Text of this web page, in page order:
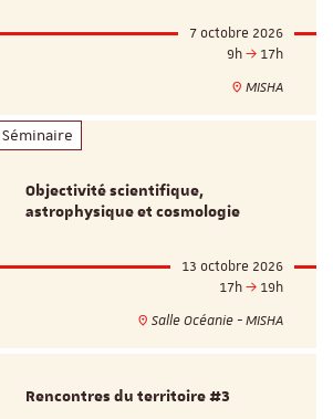
7 octobre 2026
9h
17h
MISHA
Séminaire
Objectivité scientifique,
astrophysique et cosmologie
13 octobre 2026
17h
19h
Salle Océanie - MISHA
Rencontres du territoire #3